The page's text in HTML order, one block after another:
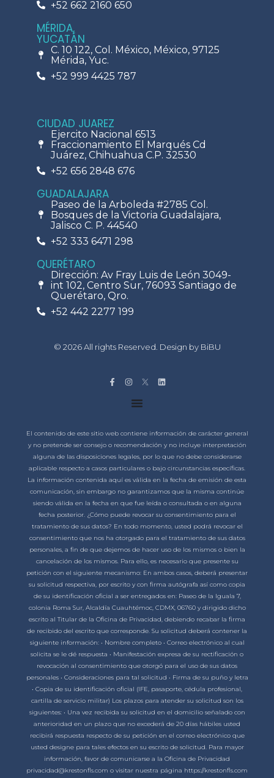
+52 662 2160 650
MÉRIDA,
YUCATÁN
C. 10 122, Col. México, México, 97125
Mérida, Yuc.
+52 999 4425 787
CIUDAD JUAREZ
Ejercito Nacional 6513
Fraccionamiento El Marqués Cd
Juárez, Chihuahua C.P. 32530
+52 656 2848 676
GUADALAJARA
Paseo de la Arboleda #2785 Col.
Bosques de la Victoria Guadalajara,
Jalisco C. P. 44540
+52 333 6471 298
QUERÉTARO
Dirección: Av Fray Luis de León 3049-
int 102, Centro Sur, 76093 Santiago de
Querétaro, Qro.
+52 442 2277 199
© 2026 All rights Reserved. Design by BiBU
El contenido de este sitio web contiene información de carácter general
y no pretende ser consejo o recomendación y no incluye interpretación
alguna de las disposiciones legales, por lo que no debe considerarse
aplicable respecto a casos particulares o bajo circunstancias específicas.
La información contenida aquí es válida en la fecha de emisión de esta
comunicación, sin embargo no garantizamos que la misma continúe
siendo válida en la fecha en que fue leída o consultada o en alguna
fecha posterior. ¿Cómo puede revocar su consentimiento para el
tratamiento de sus datos? En todo momento, usted podrá revocar el
consentimiento que nos ha otorgado para el tratamiento de sus datos
personales, a fin de que dejemos de hacer uso de los mismos o bien la
cancelación de los mismos. Para ello, es necesario que presente su
petición con el siguiente mecanismo: En ambos casos, deberá presentar
su solicitud respectiva, por escrito y con firma autógrafa así como copia
de su identificación oficial a ser entregados en: Paseo de la Iguala 7,
colonia Roma Sur, Alcaldía Cuauhtémoc, CDMX, 06760 y dirigido dicho
escrito al Titular de la Oficina de Privacidad, debiendo recabar la firma
de recibido del escrito que corresponde. Su solicitud deberá contener la
siguiente información: • Nombre completo • Correo electrónico al cual
solicita se le dé respuesta • Manifestación expresa de su rectificación o
revocación al consentimiento que otorgó para el uso de sus datos
personales • Consideraciones para tal solicitud • Firma de su puño y letra
• Copia de su identificación oficial (IFE, pasaporte, cédula profesional,
cartilla de servicio militar) Los plazos para atender su solicitud son los
siguientes: • Una vez recibida su solicitud en el domicilio señalado con
anterioridad en un plazo que no excederá de 20 días hábiles usted
recibirá respuesta respecto de su petición en el correo electrónico que
usted designe para tales efectos en su escrito de solicitud. Para mayor
información, favor de comunicarse a la Oficina de Privacidad
privacidad@krestonfls.com o visitar nuestra página https://krestonfls.com